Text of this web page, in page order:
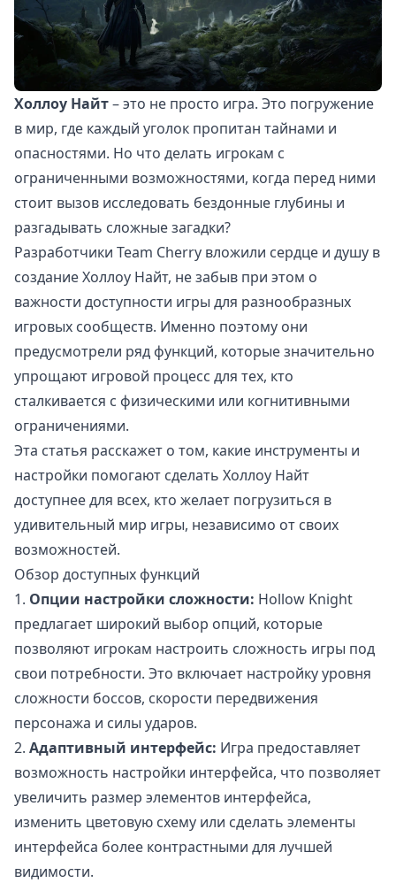
Холлоу Найт– это не просто игра. Это погружение
в мир, где каждый уголок пропитан тайнами и
опасностями. Но что делать игрокам с
ограниченными возможностями, когда перед ними
стоит вызов исследовать бездонные глубины и
разгадывать сложные загадки?
Разработчики Team Cherry вложили сердце и душу в
создание Холлоу Найт, не забыв при этом о
важности доступности игры для разнообразных
игровых сообществ. Именно поэтому они
предусмотрели ряд функций, которые значительно
упрощают игровой процесс для тех, кто
сталкивается с физическими или когнитивными
ограничениями.
Эта статья расскажет о том, какие инструменты и
настройки помогают сделать Холлоу Найт
доступнее для всех, кто желает погрузиться в
удивительный мир игры, независимо от своих
возможностей.
Обзор доступных функций
1. Опции настройки сложности: Hollow Knight
предлагает широкий выбор опций, которые
позволяют игрокам настроить сложность игры под
свои потребности. Это включает настройку уровня
сложности боссов, скорости передвижения
персонажа и силы ударов.
2. Адаптивный интерфейс: Игра предоставляет
возможность настройки интерфейса, что позволяет
увеличить размер элементов интерфейса,
изменить цветовую схему или сделать элементы
интерфейса более контрастными для лучшей
видимости.